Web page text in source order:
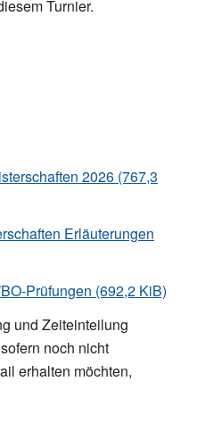
Turnier.
2026 (767,3
Erläuterungen
Prüfungen (692,2 KiB)
und Zeiteinteilung
noch nicht
erhalten möchten,